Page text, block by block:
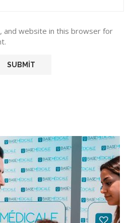
and website in this browser for